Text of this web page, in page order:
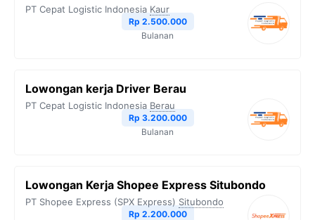
PT Cepat Logistic Indonesia Kaur
Rp 2.500.000
Bulanan
Lowongan kerja Driver Berau
PT Cepat Logistic Indonesia Berau
Rp 3.200.000
Bulanan
Lowongan Kerja Shopee Express Situbondo
PT Shopee Express (SPX Express) Situbondo
Rp 2.200.000